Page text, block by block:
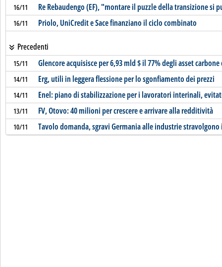
16/11 Re Rebaudengo (EF), "montare il puzzle della transizione si
16/11 Priolo, UniCredit e Sace finanziano il ciclo combinato
Precedenti
15/11 Glencore acquisisce per 6,93 mld $ il 77% degli asset carbone
14/11 Erg, utili in leggera flessione per lo sgonfiamento dei prezzi
14/11 Enel: piano di stabilizzazione per i lavoratori interinali,
13/11 FV, Otovo: 40 milioni per crescere e arrivare alla redditività
10/11 Tavolo domanda, sgravi Germania alle industrie